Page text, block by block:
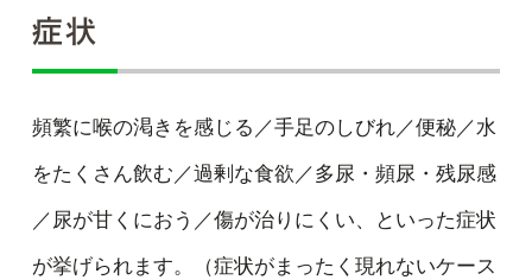
症状
頻繁に喉の渇きを感じる／手足のしびれ／便秘／水
をたくさん飲む／過剰な食欲／多尿・頻尿・残尿感
／尿が甘くにおう／傷が治りにくい、といった症状
が挙げられます。（症状がまったく現れないケース